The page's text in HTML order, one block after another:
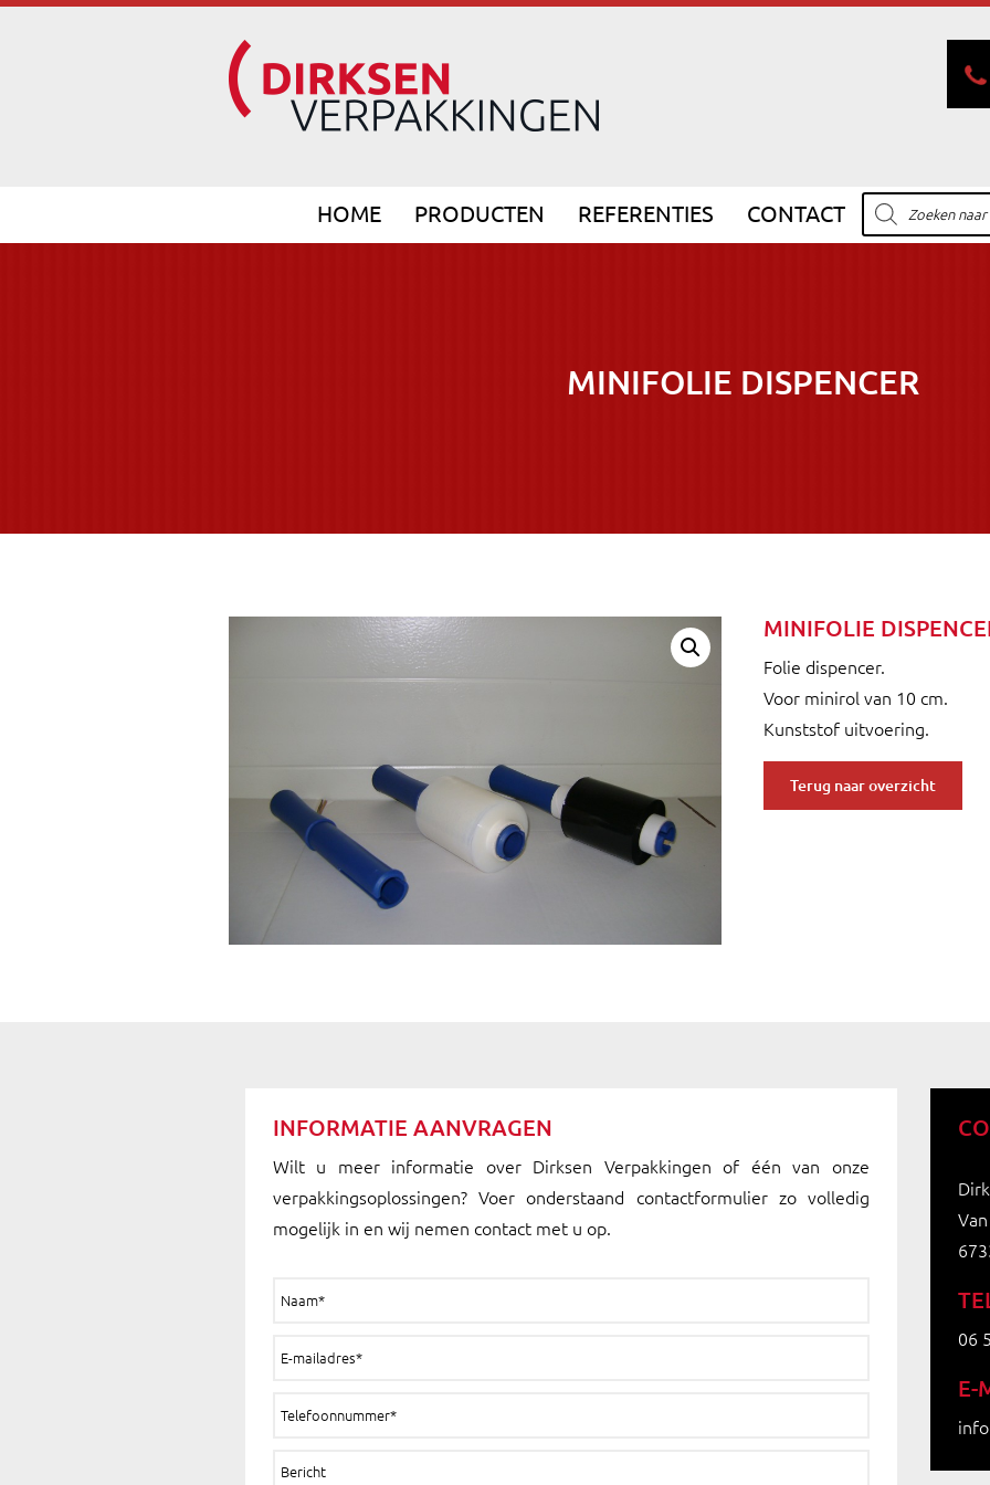
HOME PRODUCTEN REFERENTIES CONTACT
Producten
zoeken
MINIFOLIE DISPENCER
MINIFOLIE
Folie dispencer.
Voor minirol van 10 cm.
Kunststof uitvoering.
Terug naar overzicht
INFORMATIE AANVRAGEN
Wilt u meer informatie over Dirksen Verpakkingen of één van onze
verpakkingsoplossingen? Voer onderstaand contactformulier zo volledig
mogelijk in en wij nemen contact met u op.
06
E-